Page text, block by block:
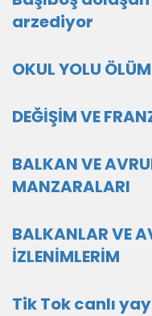
arzediyor
OKUL YOLU
DEĞİŞİM VE
BALKAN VE
MANZARALARI
BALKANLAR VE
İZLENİMLERİM
Tik Tok canlı